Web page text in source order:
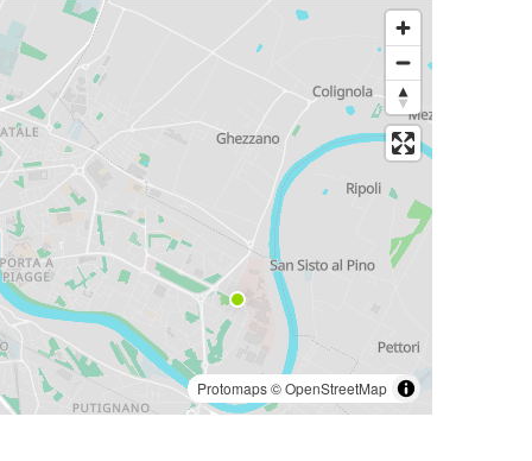
Protomaps©OpenStreetMap